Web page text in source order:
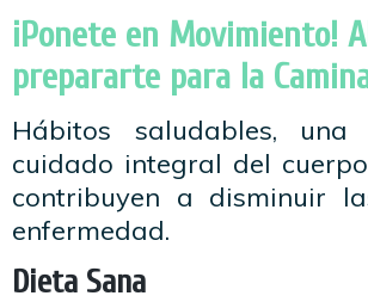
¡Ponete en Movimiento!
prepararte para la
Hábitos saludables,
cuidado integral del
contribuyen a disminuir
enfermedad.
Dieta Sana